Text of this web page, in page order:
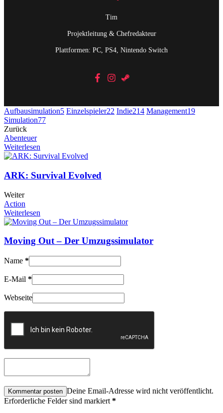
Tim
Projektleitung & Chefredakteur
Plattformen: PC, PS4, Nintendo Switch
Aufbausimulation5 Einzelspieler22 Indie214 Management19
Simulation77
Zurück
Abenteuer
Weiterlesen
ARK: Survival Evolved
Weiter
Action
Weiterlesen
Moving Out – Der Umzugssimulator
Name *
E-Mail *
Webseite
Deine Email-Adresse wird nicht veröffentlicht.
Erforderliche Felder sind markiert *